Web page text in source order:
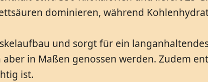
dominieren, während
und sorgt für ein
in Maßen genossen werden. Zudem
ist.